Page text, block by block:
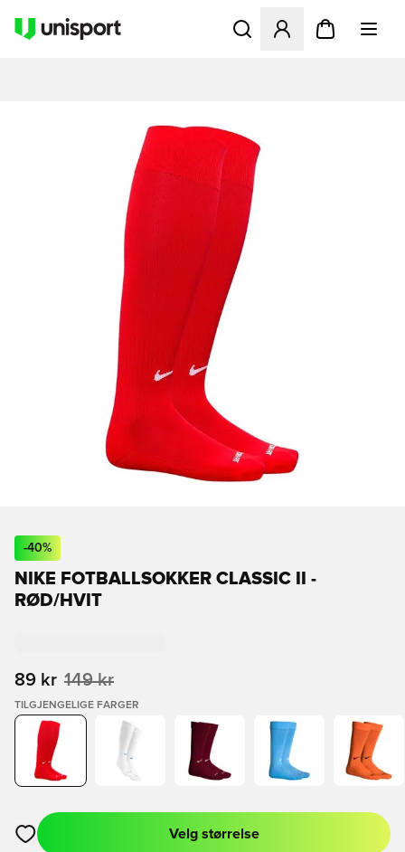
Åpner en Modal for å
-40%
NIKE FOTBALLSOKKER CLASSIC II -
RØD/HVIT
89 kr 149 kr
TILGJENGELIGE FARGER
Åpner en Modal for å logge inn eller registrere deg som
Velg størrelse